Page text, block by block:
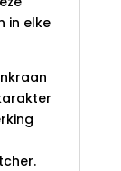
in elke